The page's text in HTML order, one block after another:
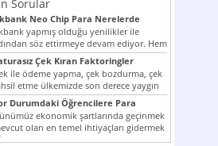
Sorular
Neo Chip Para Nerelerde
yapmış olduğu yenilikler ile
söz ettirmeye devam ediyor. Hem
potansiyelini arttırmak hem...
Çek Kıran Faktoringler
ile ödeme yapma, çek bozdurma, çek
etme ülkemizde son derece yaygın
şekilde...
Durumdaki Öğrencilere Para
ekonomik şartlarında geçinmek
olan en temel ihtiyaçları gidermek
son derece zor olmak...